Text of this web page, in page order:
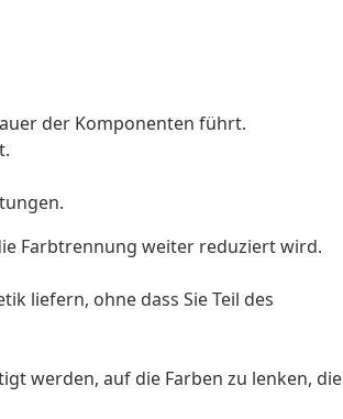
der Komponenten führt.
Farbtrennung weiter reduziert wird.
liefern, ohne dass Sie Teil des
werden, auf die Farben zu lenken, die